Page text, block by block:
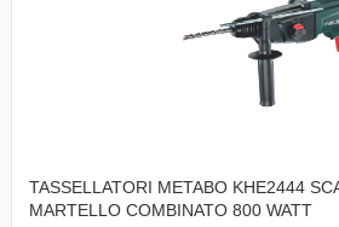
TASSELLATORI METABO KHE2444
MARTELLO COMBINATO 800 WATT